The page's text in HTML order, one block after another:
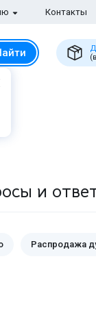
Контакты
и
Распродажа